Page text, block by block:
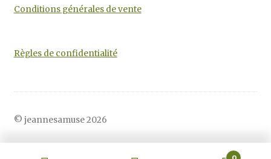
sur
du
Conditions générales de vente
Règles de confidentialité
© jeannesamuse 2026